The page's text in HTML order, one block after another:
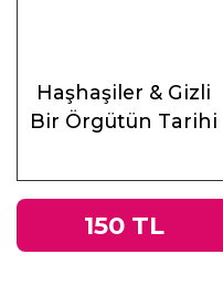
Haşhaşiler & Gizli
Bir Örgütün Tarihi
150 TL